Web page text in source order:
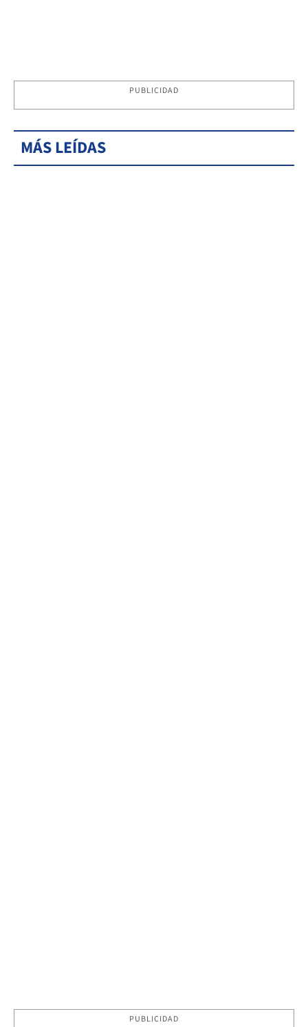
PUBLICIDAD
MÁS LEÍDAS
PUBLICIDAD